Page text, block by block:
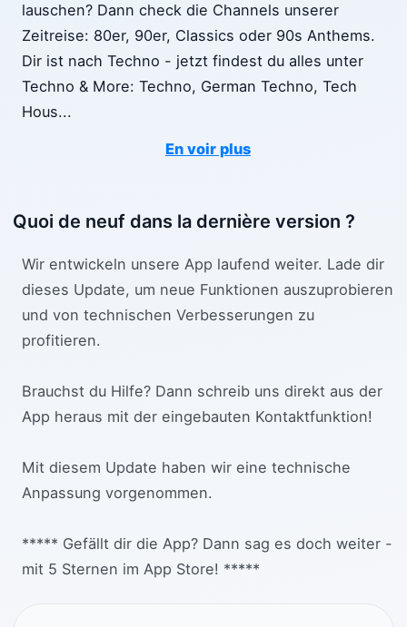
lauschen? Dann check die Channels unserer
Zeitreise: 80er, 90er, Classics oder 90s Anthems.
Dir ist nach Techno - jetzt findest du alles unter
Techno & More: Techno, German Techno, Tech
Hous...
En voir plus
Quoi de neuf dans la dernière version ?
Wir entwickeln unsere App laufend weiter. Lade dir
dieses Update, um neue Funktionen auszuprobieren
und von technischen Verbesserungen zu
profitieren.
Brauchst du Hilfe? Dann schreib uns direkt aus der
App heraus mit der eingebauten Kontaktfunktion!
Mit diesem Update haben wir eine technische
Anpassung vorgenommen.
***** Gefällt dir die App? Dann sag es doch weiter -
mit 5 Sternen im App Store! *****